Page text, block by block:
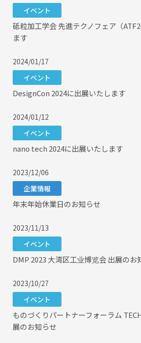
イベント
砥粒加工学会 先進テクノフェア（
ます
2024/01/17
イベント
DesignCon 2024に出展いたします
2024/01/12
イベント
nano tech 2024に出展いたします
2023/12/06
企業情報
年末年始休業日のお知らせ
2023/11/13
イベント
DMP 2023 大湾区工业博览会 出展のお
2023/10/27
イベント
ものづくりパートナーフォーラム
展のお知らせ